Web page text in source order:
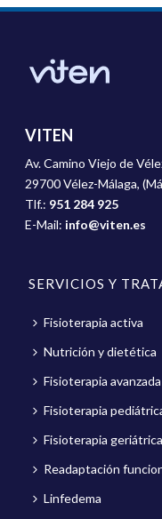
VITEN
Av. Camino Viejo de
29700 Vélez-Málaga,
Tlf.: 951 284 925
E-Mail: info@viten.es
SERVICIOS Y
Fisioterapia activa
Nutrición y dietética
Fisioterapia avanzada
Fisioterapia
Fisioterapia geriátrica
Readaptación
Linfedema